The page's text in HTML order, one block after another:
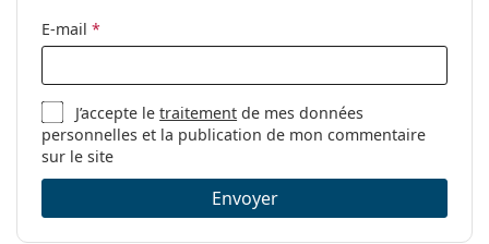
E-mail *
J’accepte letraitement de mes données
personnelles et la publication de mon commentaire
sur le site
Envoyer